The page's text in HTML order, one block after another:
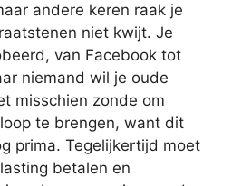
andere keren raak je
niet kwijt. Je
van Facebook tot
niemand wil je oude
misschien zonde om
te brengen, want dit
prima. Tegelijkertijd moet
betalen en